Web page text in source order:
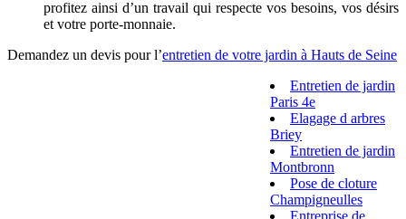
profitez ainsi d’un travail qui respecte vos besoins, vos désirs
et votre porte-monnaie.
Demandez un devis pour l’entretien de votre jardin à Hauts de Seine
Entretien de jardin
Paris 4e
Elagage d arbres
Briey
Entretien de jardin
Montbronn
Pose de cloture
Champigneulles